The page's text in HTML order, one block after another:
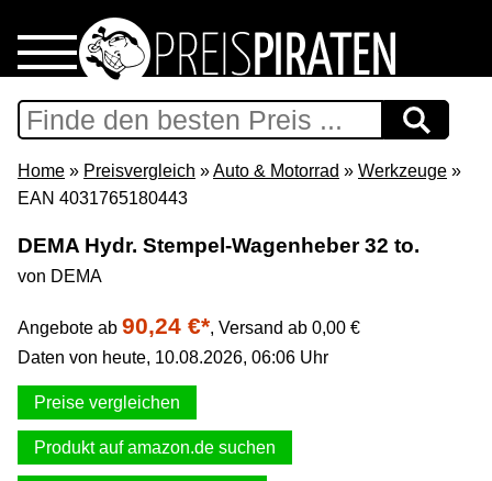
Home
Download
Support & Newsletter
Presse
Datenschutz
Impressum
Home » Preisvergleich »Auto & Motorrad » Werkzeuge »
EAN 4031765180443
DEMA Hydr. Stempel-Wagenheber 32 to.
von DEMA
Angebote ab 90,24 €*, Versand ab 0,00 €
Daten von heute, 10.08.2026, 06:06 Uhr
Preise vergleichen
Produkt auf amazon.de suchen